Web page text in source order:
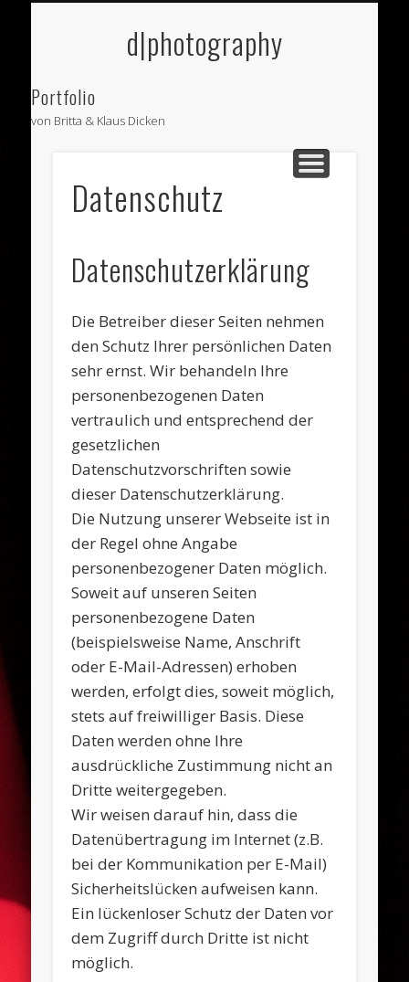
d|photography
Portfolio
von Britta & Klaus Dicken
Datenschutz
Datenschutzerklärung
Die Betreiber dieser Seiten nehmen
den Schutz Ihrer persönlichen Daten
sehr ernst. Wir behandeln Ihre
personenbezogenen Daten
vertraulich und entsprechend der
gesetzlichen
Datenschutzvorschriften sowie
dieser Datenschutzerklärung.
Die Nutzung unserer Webseite ist in
der Regel ohne Angabe
personenbezogener Daten möglich.
Soweit auf unseren Seiten
personenbezogene Daten
(beispielsweise Name, Anschrift
oder E-Mail-Adressen) erhoben
werden, erfolgt dies, soweit möglich,
stets auf freiwilliger Basis. Diese
Daten werden ohne Ihre
ausdrückliche Zustimmung nicht an
Dritte weitergegeben.
Wir weisen darauf hin, dass die
Datenübertragung im Internet (z.B.
bei der Kommunikation per E-Mail)
Sicherheitslücken aufweisen kann.
Ein lückenloser Schutz der Daten vor
dem Zugriff durch Dritte ist nicht
möglich.